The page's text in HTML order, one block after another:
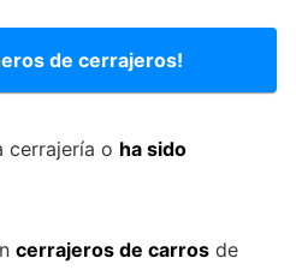
de cerrajeros!
cerrajería o ha sido
cerrajeros de carros de